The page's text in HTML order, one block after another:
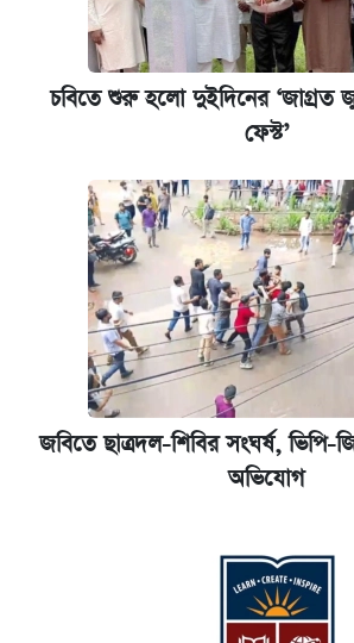
চবিতে শুরু হলো দুইদিনের ‘জাগ্রত
ফেস্ট’
জবিতে ছাত্রদল-শিবির সংঘর্ষ,
অভিযোগ